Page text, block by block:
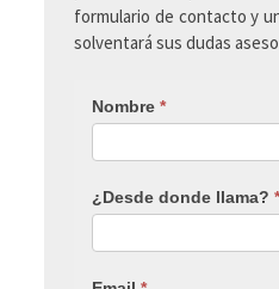
formulario de contacto y
solventará sus dudas
Nombre*
¿Desde donde llama?